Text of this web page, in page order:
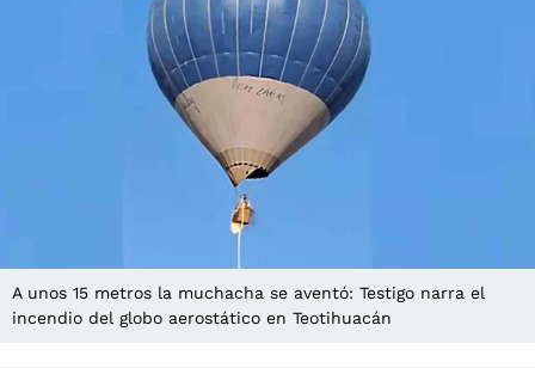
A unos 15 metros la muchacha se aventó: Testigo narra el
incendio del globo aerostático en Teotihuacán